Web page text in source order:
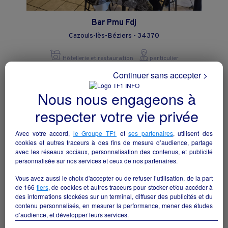
Bar Pmu Fdj
Cazouls-lès-Béziers - 34370
Hôtellerie et restauration particulier
A LOUER RESTAURANT SALLE DE
RECEPTION
Nous nous engageons à
respecter votre vie privée
Avec votre accord, le Groupe TF1 etses partenaires, utilisent des
cookies et autres traceurs à des fins de mesure d’audience, partage
avec les réseaux sociaux, personnalisation des contenus, et publicité
personnalisée sur nos services et ceux de nos partenaires.
Vous avez aussi le choix d'accepter ou de refuser l’utilisation, de la part
de 166 tiers, de cookies et autres traceurs pour stocker et/ou accéder à
des informations stockées sur un terminal, diffuser des publicités et du
contenu personnalisés, en mesurer la performance, mener des études
d’audience, et développer leurs services.
Continuer sans accepter >